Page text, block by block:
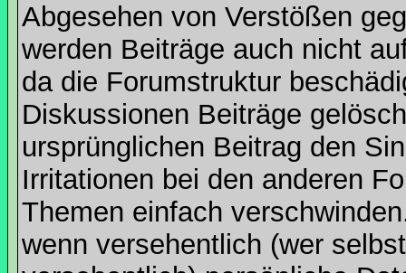
Abgesehen von Verstößen
werden Beiträge auch nicht
da die Forumstruktur
Diskussionen Beiträge
ursprünglichen Beitrag den
Irritationen bei den anderen
Themen einfach
wenn versehentlich (wer